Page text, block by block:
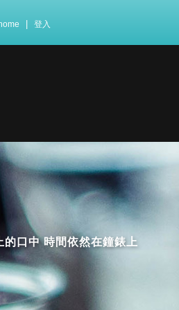
登入
口中 時間依然在鐘錶上